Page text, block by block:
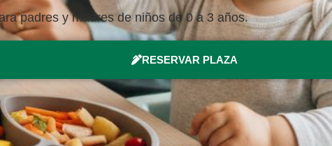
padres y madres de niños de 0 a 3 años.
RESERVAR PLAZA